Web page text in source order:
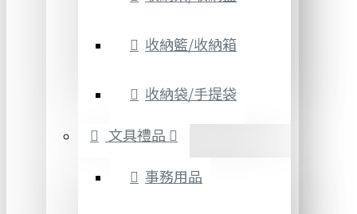
收納籃/收納箱
收納袋/手提袋
文具禮品
事務用品